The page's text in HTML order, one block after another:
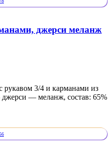
джерси меланж
рукавом 3/4 и карманами из
— меланж, состав: 65%